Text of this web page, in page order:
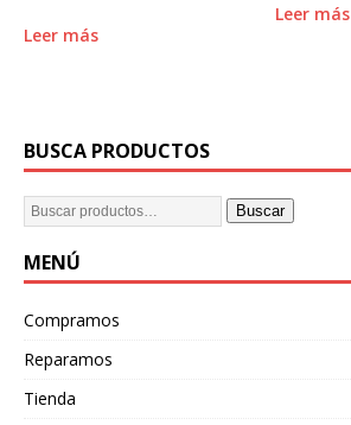
Leer más
Leer más
BUSCA PRODUCTOS
Buscar
MENÚ
Compramos
Reparamos
Tienda